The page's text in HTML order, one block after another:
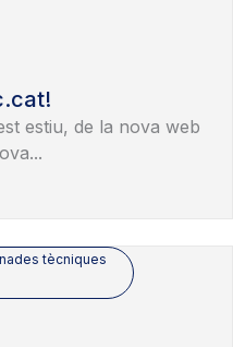
estiu, de la nova web
tècniques